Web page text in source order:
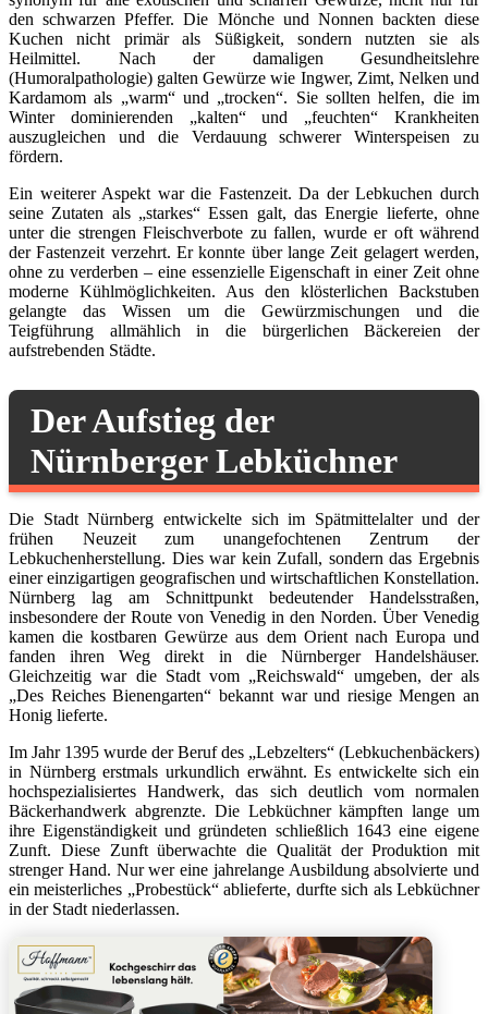
den schwarzen Pfeffer. Die Mönche und Nonnen backten diese
Kuchen nicht primär als Süßigkeit, sondern nutzten sie als
Heilmittel. Nach der damaligen Gesundheitslehre
(Humoralpathologie) galten Gewürze wie Ingwer, Zimt, Nelken und
Kardamom als „warm“ und „trocken“. Sie sollten helfen, die im
Winter dominierenden „kalten“ und „feuchten“ Krankheiten
auszugleichen und die Verdauung schwerer Winterspeisen zu
fördern.
Ein weiterer Aspekt war die Fastenzeit. Da der Lebkuchen durch
seine Zutaten als „starkes“ Essen galt, das Energie lieferte, ohne
unter die strengen Fleischverbote zu fallen, wurde er oft während
der Fastenzeit verzehrt. Er konnte über lange Zeit gelagert werden,
ohne zu verderben – eine essenzielle Eigenschaft in einer Zeit ohne
moderne Kühlmöglichkeiten. Aus den klösterlichen Backstuben
gelangte das Wissen um die Gewürzmischungen und die
Teigführung allmählich in die bürgerlichen Bäckereien der
aufstrebenden Städte.
Der Aufstieg der
Nürnberger Lebküchner
Die Stadt Nürnberg entwickelte sich im Spätmittelalter und der
frühen Neuzeit zum unangefochtenen Zentrum der
Lebkuchenherstellung. Dies war kein Zufall, sondern das Ergebnis
einer einzigartigen geografischen und wirtschaftlichen Konstellation.
Nürnberg lag am Schnittpunkt bedeutender Handelsstraßen,
insbesondere der Route von Venedig in den Norden. Über Venedig
kamen die kostbaren Gewürze aus dem Orient nach Europa und
fanden ihren Weg direkt in die Nürnberger Handelshäuser.
Gleichzeitig war die Stadt vom „Reichswald“ umgeben, der als
„Des Reiches Bienengarten“ bekannt war und riesige Mengen an
Honig lieferte.
Im Jahr 1395 wurde der Beruf des „Lebzelters“ (Lebkuchenbäckers)
in Nürnberg erstmals urkundlich erwähnt. Es entwickelte sich ein
hochspezialisiertes Handwerk, das sich deutlich vom normalen
Bäckerhandwerk abgrenzte. Die Lebküchner kämpften lange um
ihre Eigenständigkeit und gründeten schließlich 1643 eine eigene
Zunft. Diese Zunft überwachte die Qualität der Produktion mit
strenger Hand. Nur wer eine jahrelange Ausbildung absolvierte und
ein meisterliches „Probestück“ ablieferte, durfte sich als Lebküchner
in der Stadt niederlassen.